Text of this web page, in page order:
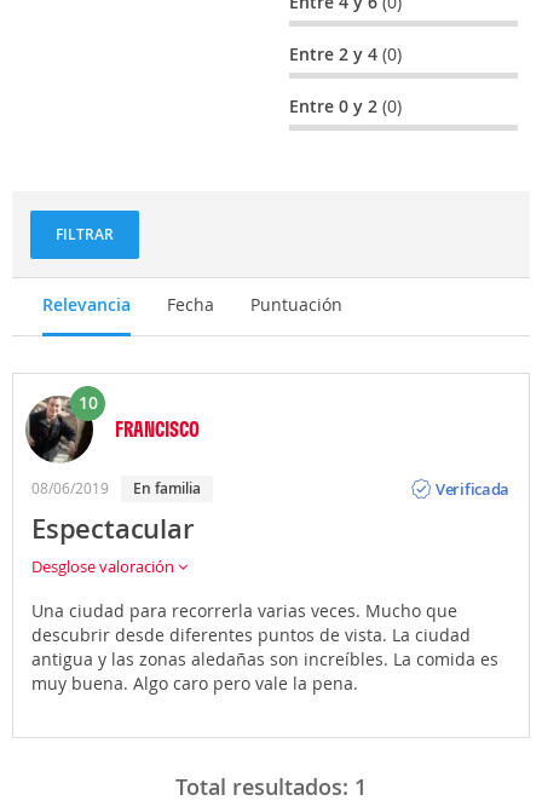
Entre 2 y 4(0)
Entre 0 y 2(0)
FILTRAR
Relevancia Fecha Puntuación
10
FRANCISCO
08/06/2019 En familia
Verificada
Espectacular
Desglose valoración
Una ciudad para recorrerla varias veces. Mucho que
descubrir desde diferentes puntos de vista. La ciudad
antigua y las zonas aledañas son increíbles. La comida es
muy buena. Algo caro pero vale la pena.
Total resultados: 1